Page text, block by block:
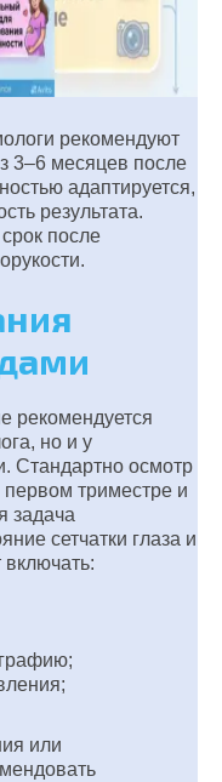
рекомендуют
3–6 месяцев после
адаптируется,
результата.
после
рекомендуется
но и у
Стандартно осмотр
триместре и
задача
сетчатки глаза и
включать:
или